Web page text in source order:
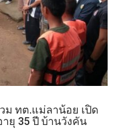
ม ทต.แม่ลาน้อย เปิด
ยุ 35 ปี บ้านวังคัน